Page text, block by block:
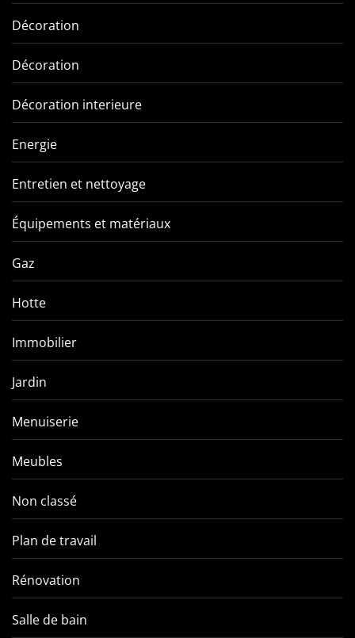
Décoration
Décoration
Décoration interieure
Energie
Entretien et nettoyage
Équipements et matériaux
Gaz
Hotte
Immobilier
Jardin
Menuiserie
Meubles
Non classé
Plan de travail
Rénovation
Salle de bain